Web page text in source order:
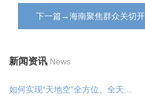
下一篇→海南聚焦群众关切
新闻资讯 News
如何实现“天地空”全方位、全天...